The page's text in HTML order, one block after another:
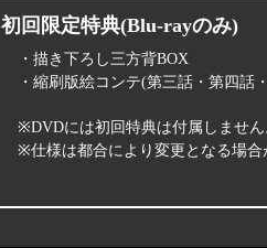
初回限定特典(Blu-rayのみ)
・描き下ろし三方背BOX
・縮刷版絵コンテ(第三話・第四話
※DVDには初回特典は付属しません
※仕様は都合により変更となる場合